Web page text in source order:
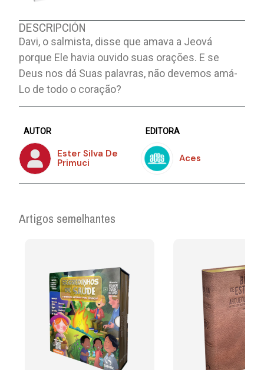
DESCRIPCIÓN
Davi, o salmista, disse que amava a Jeová
porque Ele havia ouvido suas orações. E se
Deus nos dá Suas palavras, não devemos amá-
Lo de todo o coração?
AUTOR
Ester Silva De
Primuci
EDITORA
Aces
Artigos semelhantes